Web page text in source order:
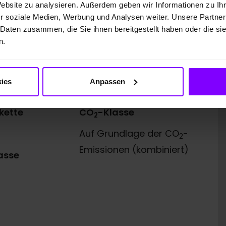
zu analysieren. Außerdem geben wir Informationen zu
soziale Medien, Werbung und Analysen weiter. Unsere
zusammen, die Sie ihnen bereitgestellt haben oder die
Anpassen
26.262,00 EUR
Vermittler gemeinsam mit dem Kunden die für
zusammenstellen. Bonität vorausgesetzt.
CO2-Klasse
Auf Grundlage der CO2-
Emissionen (kombiniert)